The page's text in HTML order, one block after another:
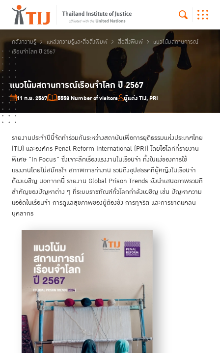
คลังความรู้ แหล่งความรู้และสื่อสิ่งพิมพ์ สื่อสิ่งพิมพ์
แนวโน้มสถานการณ์
เรือนจำโลก ปี 2567
แนวโน้มสถานการณ์เรือนจำโลก ปี 2567
11 ก.ย. 2567 5558 Number of visitors ผู้แต่ง TIJ, PRI
รายงานประจำปีนี้จัดทำร่วมกันระหว่างสถาบันเพื่อการยุติธรรมแห่งประเทศไทย
(TIJ) และองค์กร Penal Reform International (PRI) โดยไฮไลท์ที่รายงาน
พิเศษ "In Focus" ซึ่งเจาะลึกเรื่องแรงงานในเรือนจำ ทั้งในแง่ของการใช้
แรงงานโดยไม่สมัครใจ สภาพการทำงาน รวมถึงอุปสรรคที่ผู้หญิงในเรือนจำ
ต้องเผชิญ นอกจากนี้ รายงาน Global Prison Trends ยังนำเสนอภาพรวมที่
สำคัญของปัญหาต่าง ๆ ที่ระบบราชทัณฑ์ทั่วโลกกำลังเผชิญ เช่น ปัญหาความ
แออัดในเรือนจำ การดูแลสุขภาพของผู้ต้องขัง การทุจริต และการขาดแคลน
บุคลากร